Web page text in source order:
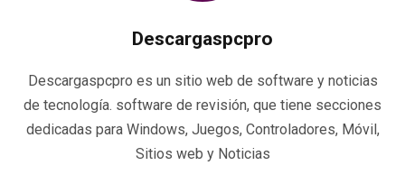
Descargaspcpro
Descargaspcpro es un sitio web de software y noticias
de tecnología. software de revisión, que tiene secciones
dedicadas para Windows, Juegos, Controladores, Móvil,
Sitios web y Noticias